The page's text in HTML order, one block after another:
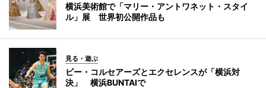
横浜美術館で「マリー・アントワネット・スタイ
ル」展 世界初公開作品も
見る・遊ぶ
ビー・コルセアーズとエクセレンスが「横浜対
決」 横浜BUNTAIで